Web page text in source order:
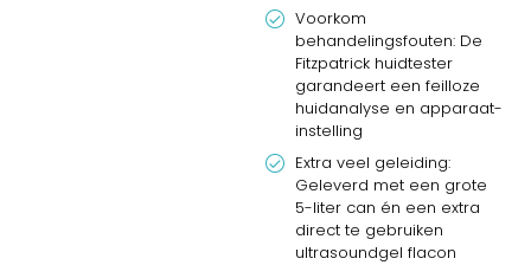
flacon ultrasoundgel.
Voorkom
behandelingsfouten: De
Fitzpatrick huidtester
garandeert een feilloze
huidanalyse en apparaat-
instelling
Extra veel geleiding:
Geleverd met een grote
5-liter can én een extra
direct te gebruiken
ultrasoundgel flacon